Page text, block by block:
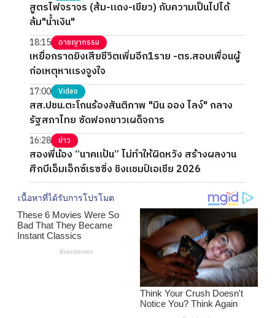
สูตรไฟจราจร (ส้ม-แดง-เขียว) กับความเป็นไปได้
ล้ม"น้ำเงิน"
18:15 อาชญากรรม
เหยื่อกราดยิงเสียชีวิตเพิ่มอีก1ราย -ตร.สอบเพื่อนผู้
ก่อเหตุหาแรงจูงใจ
17:00 Video
สส.ปชน.ตะโกนร้องสันติภาพ "มิน ออง ไลง์" กลาง
รัฐสภาไทย ซัดฟอกขาวเผด็จการ
16:28 ข่าว
สองพี่น้อง “นาคแป้น” ไม่ทำให้ผิดหวัง สร้างผลงาน
ศึกบีเอ็มเอ็กซ์เรซซิ่ง ชิงแชมป์เอเชีย 2026